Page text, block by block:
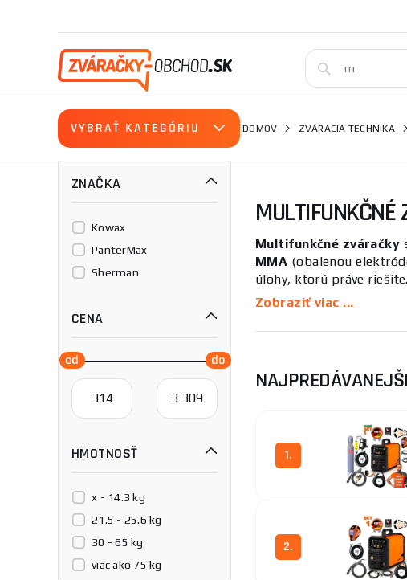
VYBRAŤ KATEGÓRIU DOMOV ZVÁRACIA TECHNIKA
ZNAČKA
Kowax
PanterMax
Sherman
CENA
HMOTNOSŤ
x - 14.3 kg
21.5 - 25.6 kg
30 - 65 kg
viac ako 75 kg
Multifunkčné zváračky
MMA (obalenou
úlohy, ktorú práve riešite.
priestoru. Multifunkčná
Pri výbere sledujte
Hľadáte konkrétnu
MMA-TIG-Mig/Mag,
Zobraziť viac ...
1.
2.